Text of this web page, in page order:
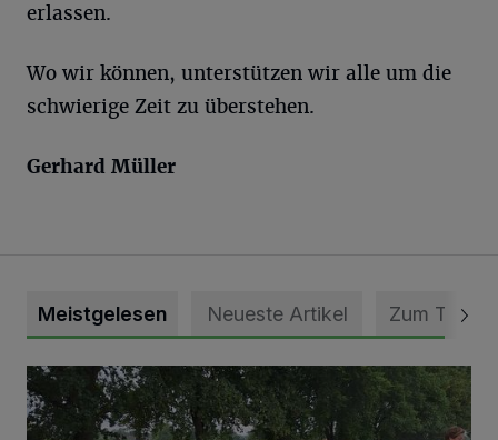
erlassen.
Wo wir können, unterstützen wir alle um die
schwierige Zeit zu überstehen.
Gerhard Müller
Meistgelesen Neueste Artikel Zum Thema
Pünktlich zum Schützenfest den Weg zum Festzelt